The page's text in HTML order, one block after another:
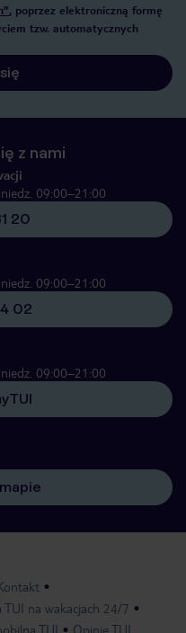
, poprzez elektroniczną formę
tzw. automatycznych
z nami
09:00–21:00
20
09:00–21:00
02
09:00–21:00
TUI na wakacjach 24/7
TUI Opinie TUI